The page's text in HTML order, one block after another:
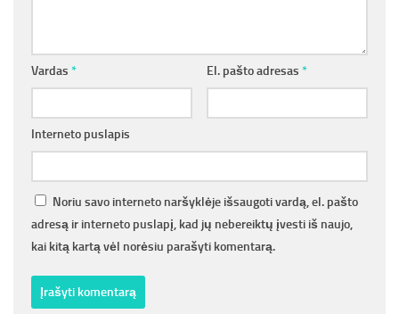
Vardas * El. pašto adresas *
Interneto puslapis
Noriu savo interneto naršyklėje išsaugoti vardą, el. pašto
adresą ir interneto puslapį, kad jų nebereiktų įvesti iš naujo,
kai kitą kartą vėl norėsiu parašyti komentarą.